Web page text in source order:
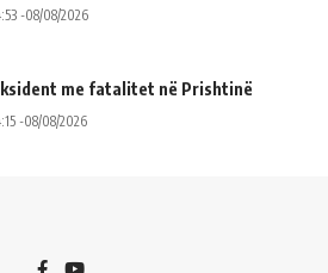
-08/08/2026
me fatalitet në Prishtinë
-08/08/2026